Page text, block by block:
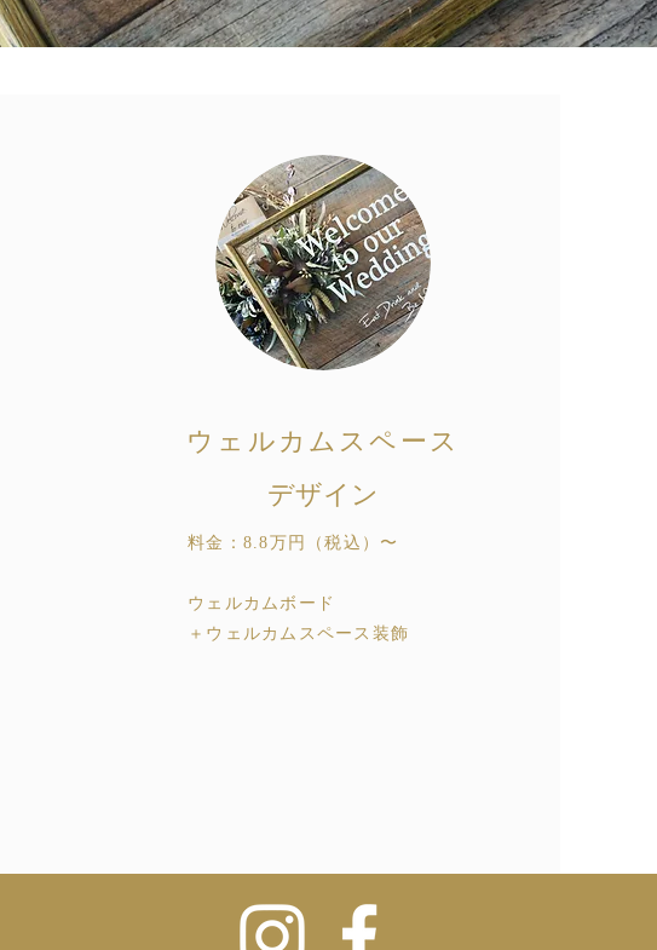
ウェルカムスペース
デザイン
料金：8.8万円 （税込） 〜
ウェルカムボード
​＋ウェルカムスペース装飾